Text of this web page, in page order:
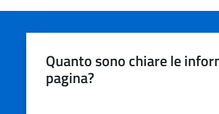
Quanto sono chiare le
pagina?